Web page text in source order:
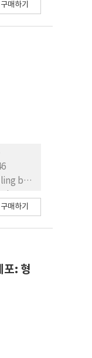
20°C
EPA
구매하기
bed
구매하기
: 형